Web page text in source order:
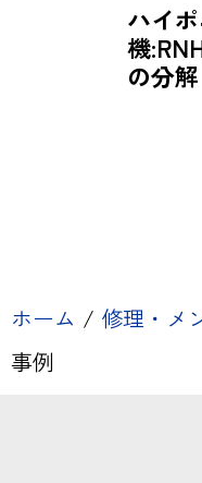
ハイ
機
の分
ホーム / 修理・メ
事例